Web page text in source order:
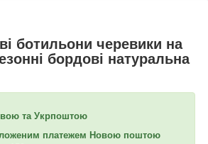
ботильони черевики на
бордові натуральна
та Укрпоштою
платежем Новою поштою